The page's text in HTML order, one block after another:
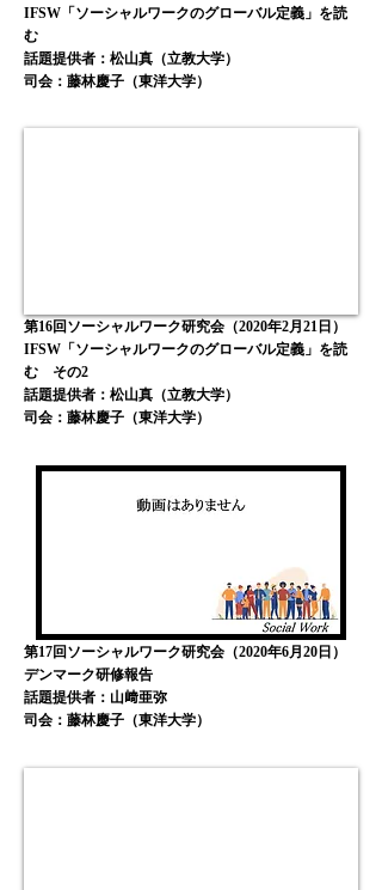
IFSW「ソーシャルワークのグローバル定義」を読
む
話題提供者：松山真（立教大学）
司会：藤林慶子 （東洋大学）
第16回ソーシャルワーク研究会（2020年2月21日）
IFSW「ソーシャルワークのグローバル定義」を読
む その2
話題提供者：松山真（立教大学）
司会：藤林慶子 （東洋大学）
第17回ソーシャルワーク研究会（2020年6月20日）
デンマーク研修報告
話題提供者：山﨑亜弥
​司会：藤林慶子（東洋大学）